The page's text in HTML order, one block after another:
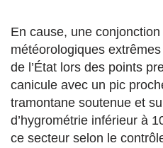
En cause, une
météorologiques
de l’État lors des points
canicule avec un pic
tramontane soutenue et
d’hygrométrie inférieur à
ce secteur selon le